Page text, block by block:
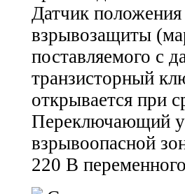
Датчик
взрывозащиты
поставляемого с
транзисторный
открывается при
Переключающий
взрывоопасной
220 В